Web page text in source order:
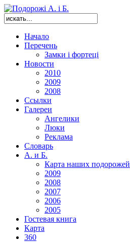
Начало
Перечень
Замки і фортеці
Новости
2010
2009
2008
Ссылки
Галереи
Ангелики
Люки
Реклама
Словарь
А. и Б.
Карта наших подорожей
2009
2008
2007
2006
2005
Гостевая книга
Карта
360